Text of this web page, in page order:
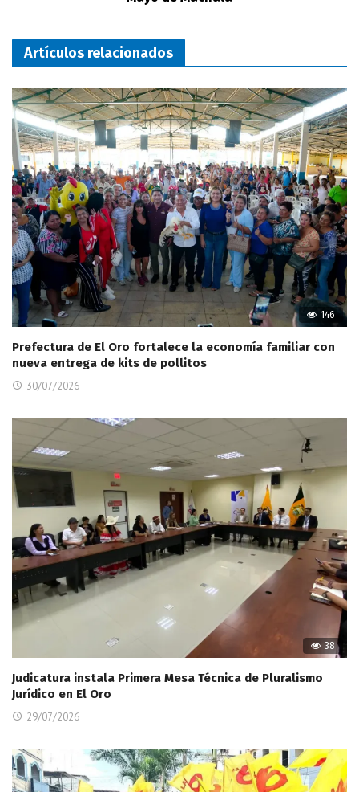
Artículos relacionados
146
Prefectura de El Oro fortalece la economía familiar con
nueva entrega de kits de pollitos
30/07/2026
38
Judicatura instala Primera Mesa Técnica de Pluralismo
Jurídico en El Oro
29/07/2026